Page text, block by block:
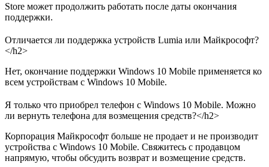
Store может продолжить работать после даты окончания
поддержки.
Отличается ли поддержка устройств Lumia или Майкрософт?
</h2>
Нет, окончание поддержки Windows 10 Mobile применяется ко
всем устройствам с Windows 10 Mobile.
Я только что приобрел телефон с Windows 10 Mobile. Можно
ли вернуть телефона для возмещения средств?</h2>
Корпорация Майкрософт больше не продает и не производит
устройства с Windows 10 Mobile. Свяжитесь с продавцом
напрямую, чтобы обсудить возврат и возмещение средств.